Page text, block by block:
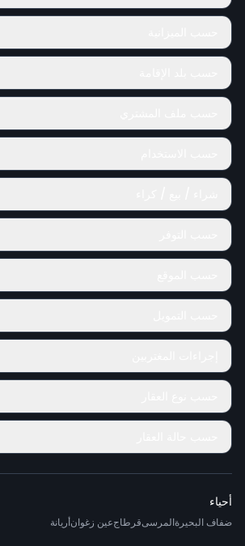
أحياء
ضفاف البحيرةالمرسىقرطاجعين زغوانأريانة